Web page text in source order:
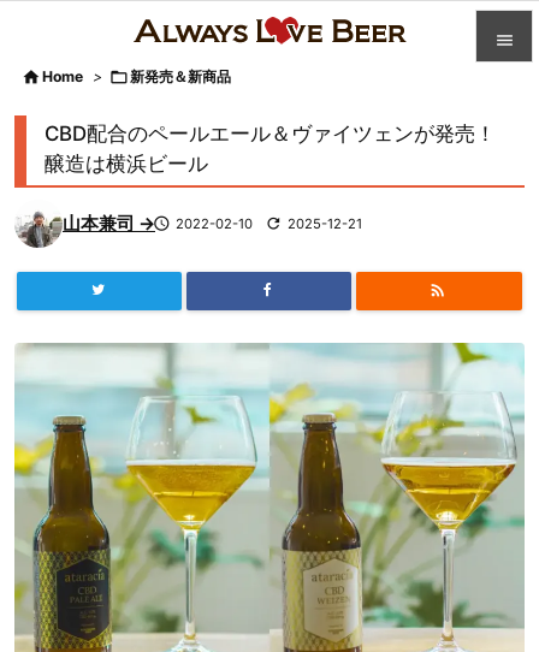


検索
 Home > 新発売＆新商品
CBD配合のペールエール＆ヴァイツェンが発売！
醸造は横浜ビール
山本兼司 → 2022-02-10  2025-12-21
